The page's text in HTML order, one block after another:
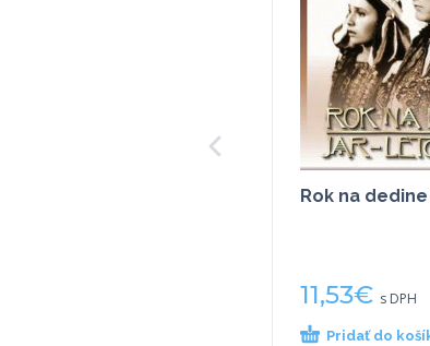
Rok na
11,53€ s DPH
Pridať do